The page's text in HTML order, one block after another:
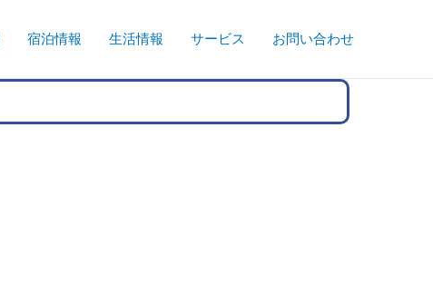
宿泊情報 生活情報 サービス お問い合わせ